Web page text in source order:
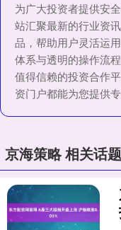
为广大投资者提供安
站汇聚最新的行业资
品，帮助用户灵活运
体系与透明的操作流
值得信赖的投资合作
资门户都能为您提供
京海策略 相关话题